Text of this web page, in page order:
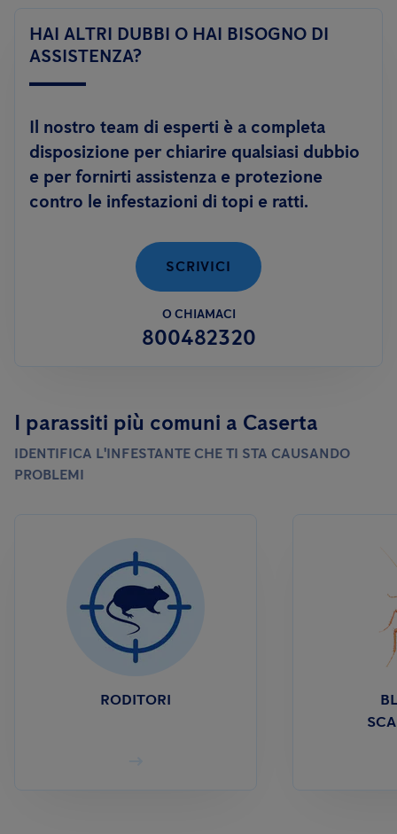
Le aziendeinvece, sono tenute a rispettare quanto previsto
dalle normative vigenti e dagli standard di certificazione
il rispetto degli standard igienico-sanitari.
soluzioni innovative, prive di sostanze tossiche, quali il sistema
Smart.
HAI ALTRI DUBBI O HAI BISOGNO DI
ASSISTENZA?
Il nostro team di esperti è a completa
disposizione per chiarire qualsiasi dubbio
e per fornirti assistenza e protezione
contro le infestazioni di topi e ratti.
SCRIVICI
O CHIAMACI
800482320
I parassiti più comuni a Caserta
IDENTIFICA L'INFESTANTE CHE TI STA CAUSANDO
PROBLEMI
RODITORI